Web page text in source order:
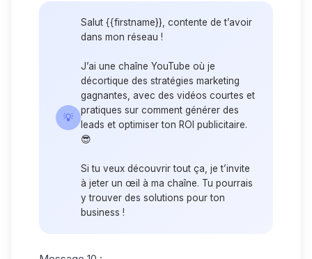
💡
Salut {{firstname}}, contente de t’avoir
dans mon réseau !
J’ai une chaîne YouTube où je
décortique des stratégies marketing
gagnantes, avec des vidéos courtes et
pratiques sur comment générer des
leads et optimiser ton ROI publicitaire.
😎
Si tu veux découvrir tout ça, je t’invite
à jeter un œil à ma chaîne. Tu pourrais
y trouver des solutions pour ton
business !